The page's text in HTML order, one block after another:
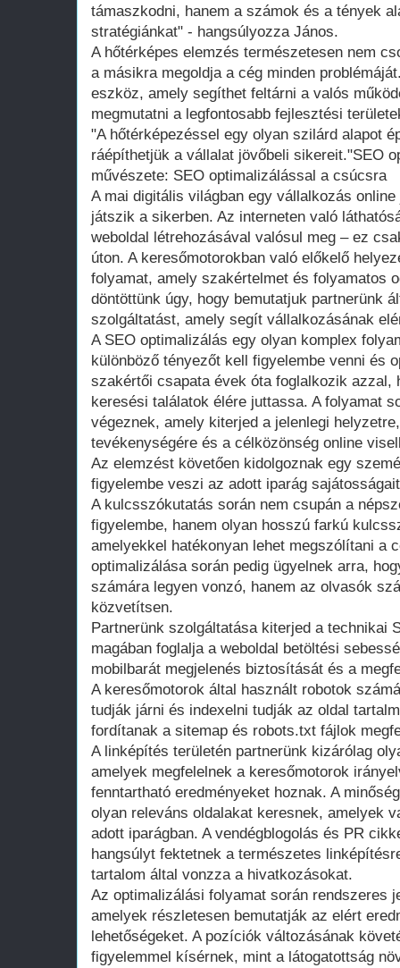
támaszkodni, hanem a számok és a tények
stratégiánkat" - hangsúlyozza János.
A hőtérképes elemzés természetesen nem
a másikra megoldja a cég minden
eszköz, amely segíthet feltárni a valós
megmutatni a legfontosabb fejlesztési
"A hőtérképezéssel egy olyan szilárd alapot
ráépíthetjük a vállalat jövőbeli sikereit."SEO
művészete: SEO optimalizálással a csúcsra
A mai digitális világban egy vállalkozás
játszik a sikerben. Az interneten való
weboldal létrehozásával valósul meg – ez
úton. A keresőmotorokban való előkelő
folyamat, amely szakértelmet és folyamatos
döntöttünk úgy, hogy bemutatjuk partnerünk
szolgáltatást, amely segít vállalkozásának
A SEO optimalizálás egy olyan komplex
különböző tényezőt kell figyelembe venni és
szakértői csapata évek óta foglalkozik azzal,
keresési találatok élére juttassa. A folyamat
végeznek, amely kiterjed a jelenlegi
tevékenységére és a célközönség online
Az elemzést követően kidolgoznak egy
figyelembe veszi az adott iparág
A kulcsszókutatás során nem csupán a
figyelembe, hanem olyan hosszú farkú
amelyekkel hatékonyan lehet megszólítani a
optimalizálása során pedig ügyelnek arra,
számára legyen vonzó, hanem az olvasók
közvetítsen.
Partnerünk szolgáltatása kiterjed a technikai
magában foglalja a weboldal betöltési
mobilbarát megjelenés biztosítását és a
A keresőmotorok által használt robotok
tudják járni és indexelni tudják az oldal
fordítanak a sitemap és robots.txt fájlok
A linképítés területén partnerünk kizárólag
amelyek megfelelnek a keresőmotorok
fenntartható eredményeket hoznak. A
olyan releváns oldalakat keresnek, amelyek
adott iparágban. A vendégblogolás és PR
hangsúlyt fektetnek a természetes
tartalom által vonzza a hivatkozásokat.
Az optimalizálási folyamat során rendszeres
amelyek részletesen bemutatják az elért
lehetőségeket. A pozíciók változásának
figyelemmel kísérnek, mint a látogatottság